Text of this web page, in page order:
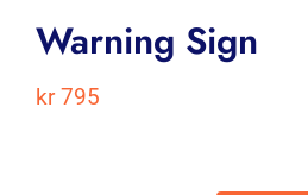
Warning Sign
kr795